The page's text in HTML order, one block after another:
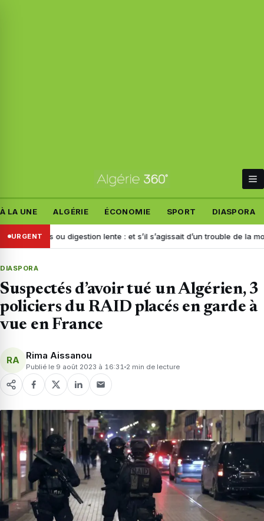
À LA UNE ALGÉRIE ÉCONOMIE SPORT DIASPORA
URGENT
ou digestion lente : et s’il s’agissait d’un trouble de la motilité ?
DIASPORA
Suspectés d’avoir tué un Algérien, 3
policiers du RAID placés en garde à
vue en France
RA Rima Aissanou
Publié le 9 août 2023 à 16:31 2 min de lecture